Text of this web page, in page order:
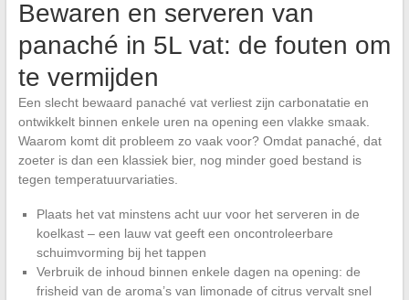
Bewaren en serveren van
panaché in 5L vat: de fouten om
te vermijden
Een slecht bewaard panaché vat verliest zijn carbonatatie en
ontwikkelt binnen enkele uren na opening een vlakke smaak.
Waarom komt dit probleem zo vaak voor? Omdat panaché, dat
zoeter is dan een klassiek bier, nog minder goed bestand is
tegen temperatuurvariaties.
Plaats het vat minstens acht uur voor het serveren in de
koelkast – een lauw vat geeft een oncontroleerbare
schuimvorming bij het tappen
Verbruik de inhoud binnen enkele dagen na opening: de
frisheid van de aroma’s van limonade of citrus vervalt snel